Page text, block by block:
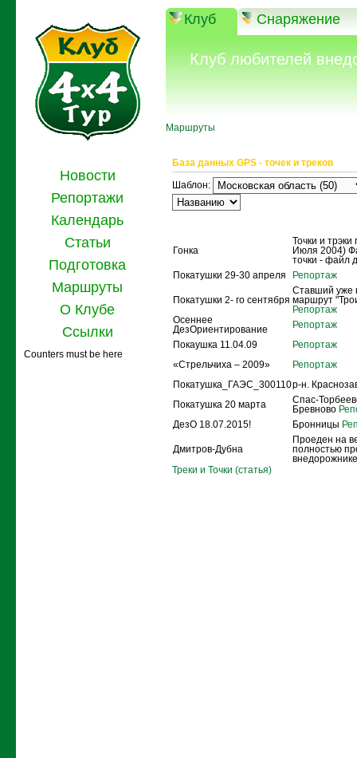
Клуб Снаряжение
Клуб любителей
Маршруты
Новости
Репортажи
Календарь
Статьи
Подготовка
Маршруты
О Клубе
Ссылки
Counters must be here
База данных GPS - точек и треков
Шаблон:
Гонка
Точки и трэки
Июля 2004)
точки - файл
Покатушки 29-30 апреля
Репортаж
Покатушки 2- го сентября
Ставший уже
маршрут
Репортаж
Осеннее
ДезОриентирование
Репортаж
Покаушка 11.04.09
Репортаж
«Стрельчиха – 2009»
Репортаж
Покатушка_ГАЭС_300110р-н.
Покатушка 20 марта
Спас-
Бревново
ДезО 18.07.2015!
Бронницы
Дмитров-Дубна
Проеден на
полностью
Треки и Точки (статья)